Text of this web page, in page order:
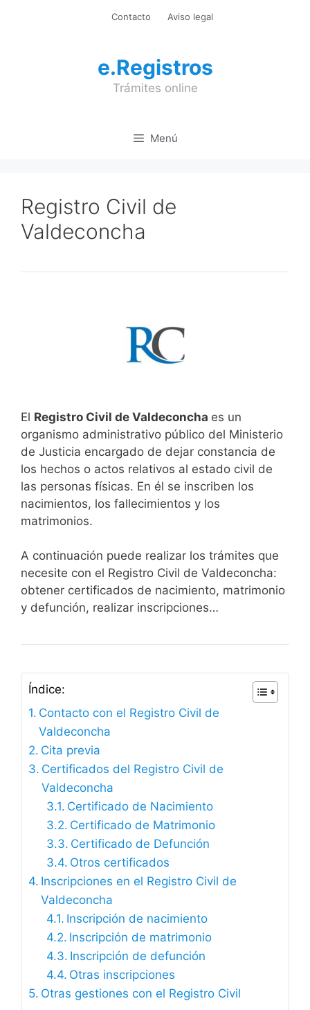
Contacto Aviso legal
e.Registros
Trámites online
Menú
Registro Civil de
Valdeconcha
El Registro Civil de Valdeconcha es un
organismo administrativo público del Ministerio
de Justicia encargado de dejar constancia de
los hechos o actos relativos al estado civil de
las personas físicas. En él se inscriben los
nacimientos, los fallecimientos y los
matrimonios.
A continuación puede realizar los trámites que
necesite con el Registro Civil de Valdeconcha:
obtener certificados de nacimiento, matrimonio
y defunción, realizar inscripciones…
Índice:
Contacto con el Registro Civil de
Valdeconcha
Cita previa
Certificados del Registro Civil de
Valdeconcha
Certificado de Nacimiento
Certificado de Matrimonio
Certificado de Defunción
Otros certificados
Inscripciones en el Registro Civil de
Valdeconcha
Inscripción de nacimiento
Inscripción de matrimonio
Inscripción de defunción
Otras inscripciones
Otras gestiones con el Registro Civil